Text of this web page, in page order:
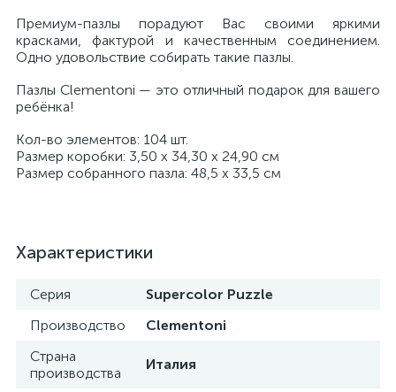
Премиум-пазлы порадуют Вас своими яркими
красками, фактурой и качественным соединением.
Одно удовольствие собирать такие пазлы.
Пазлы Clementoni — это отличный подарок для вашего
ребёнка!
Кол-во элементов: 104 шт.
Размер коробки: 3,50 х 34,30 х 24,90 см
Размер собранного пазла: 48,5 х 33,5 см
Характеристики
Серия
Supercolor Puzzle
Производство
Clementoni
Страна
производства
Италия